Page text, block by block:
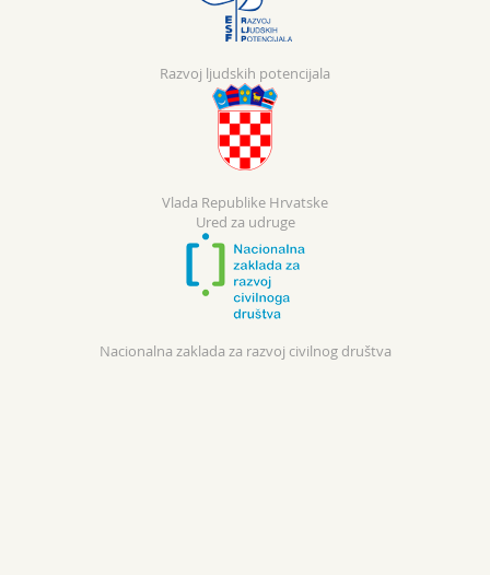
Razvoj ljudskih potencijala
Vlada Republike Hrvatske
Ured za udruge
Nacionalna zaklada za razvoj civilnog društva